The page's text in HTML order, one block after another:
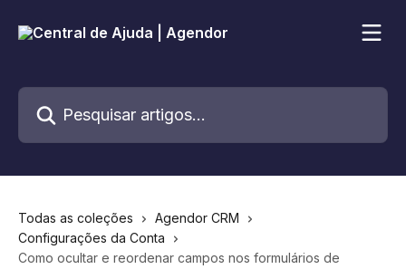
Pesquisar artigos...
Todas as coleções
Agendor CRM
Configurações da Conta
Como ocultar e reordenar campos nos formulários de